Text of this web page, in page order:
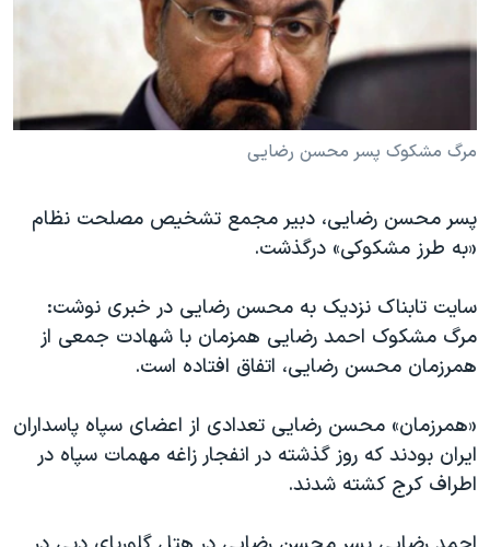
حقوق شهروندی
گالری عکس
آرشیو پخش زنده
انتخابات ریاست جمهوری آمریکا ۲۰۲۴
حمله جمهوری اسلامی به اسرائیل
اعتراضات زن، زندگی، آزادی
مجموعه مستندهای دادخواهی
تریبونال مردمی آبان ۹۸
دادگاه حمید نوری
چهل سال گروگان‌گیری
قانون شفافیت دارائی کادر رهبری ایران
اعتراضات مردمی آبان ۹۸
اسرائیل در جنگ
نرگس محمدی برنده جایزه نوبل صلح
زبانهای مختلف
مرگ مشکوک پسر محسن رضایی
پسر محسن رضایی، دبیر مجمع تشخیص مصلحت نظام
«به طرز مشکوکی» درگذشت.
سایت تابناک نزدیک به محسن رضایی در خبری نوشت:
مرگ مشکوک احمد رضایی همزمان با شهادت جمعی از
همرزمان محسن رضايی، اتفاق افتاده است.
«همرزمان» محسن رضایی تعدادی از اعضای سپاه پاسداران
ایران بودند که روز گذشته در انفجار زاغه مهمات سپاه در
اطراف کرج کشته شدند.